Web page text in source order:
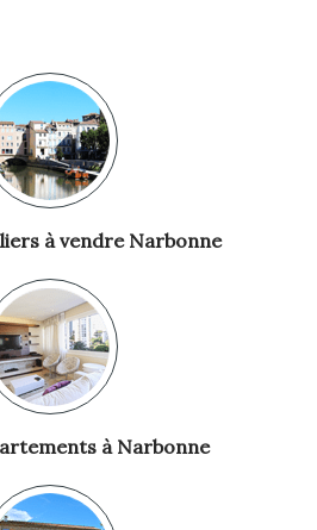
à vendre Narbonne
à Narbonne